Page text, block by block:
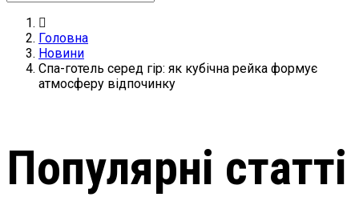
Головна
Новини
Спа-готель серед гір: як кубічна рейка формує
атмосферу відпочинку
Популярні статті